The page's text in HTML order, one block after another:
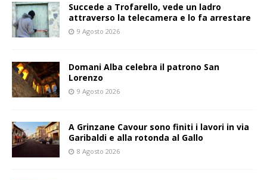
Succede a Trofarello, vede un ladro
attraverso la telecamera e lo fa arrestare
9 Agosto 2026
Domani Alba celebra il patrono San
Lorenzo
9 Agosto 2026
A Grinzane Cavour sono finiti i lavori in via
Garibaldi e alla rotonda al Gallo
8 Agosto 2026